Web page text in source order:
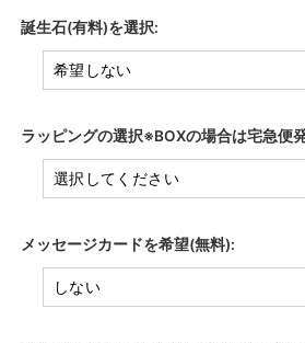
誕生石(有料)を選択:
ラッピングの選択※BOXの場合は宅急便
メッセージカードを希望(無料):